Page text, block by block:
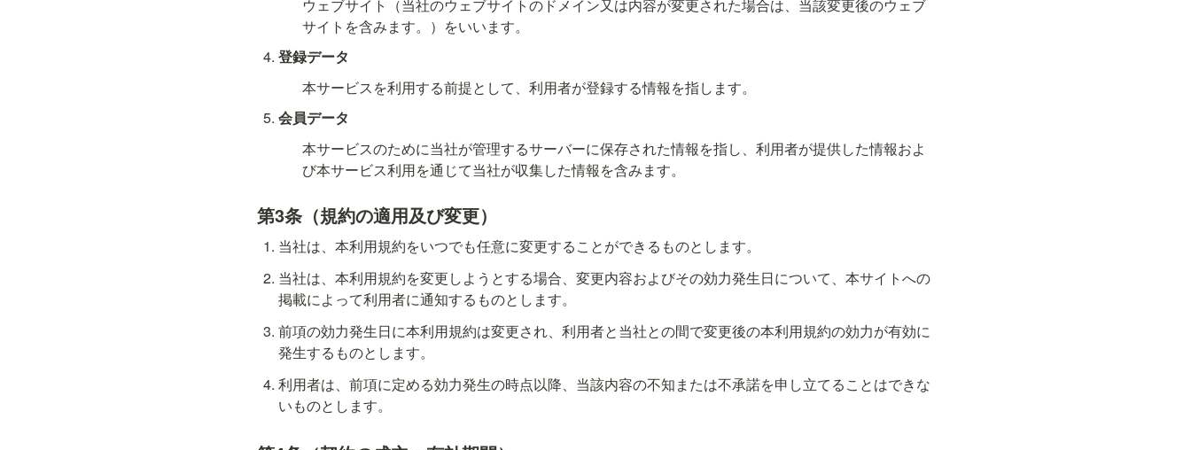
ウェブサイト（当社のウェブサイトのドメイン又は内容が変更された場合は、当該変更後のウェブ
サイトを含みます。）をいいます。
登録データ
本サービスを利用する前提として、利用者が登録する情報を指します。
会員データ
本サービスのために当社が管理するサーバーに保存された情報を指し、利用者が提供した情報およ
び本サービス利用を通じて当社が収集した情報を含みます。
第3条（規約の適用及び変更）
当社は、本利用規約をいつでも任意に変更することができるものとします。
当社は、本利用規約を変更しようとする場合、変更内容およびその効力発生日について、本サイトへの
掲載によって利用者に通知するものとします。
前項の効力発生日に本利用規約は変更され、利用者と当社との間で変更後の本利用規約の効力が有効に
発生するものとします。
利用者は、前項に定める効力発生の時点以降、当該内容の不知または不承諾を申し立てることはできな
いものとします。